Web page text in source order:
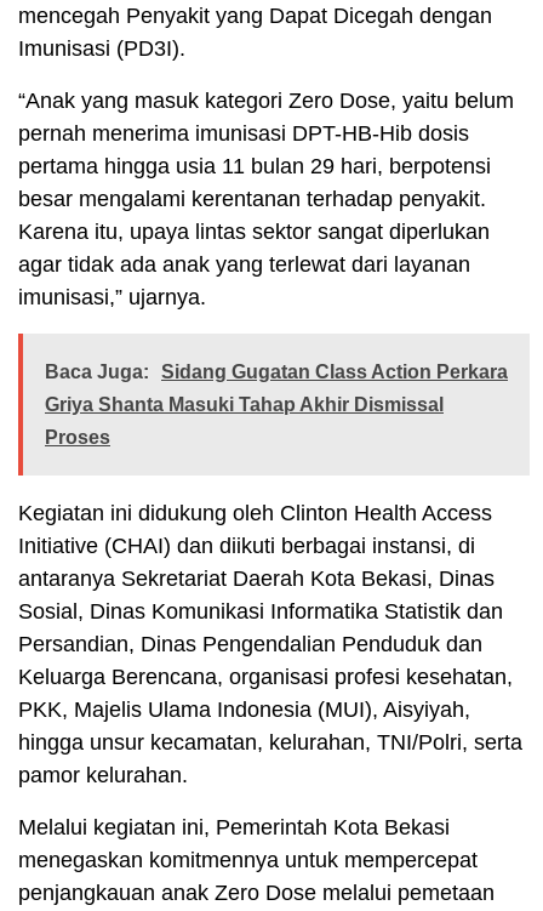
mencegah Penyakit yang Dapat Dicegah dengan
Imunisasi (PD3I).
“Anak yang masuk kategori Zero Dose, yaitu belum
pernah menerima imunisasi DPT-HB-Hib dosis
pertama hingga usia 11 bulan 29 hari, berpotensi
besar mengalami kerentanan terhadap penyakit.
Karena itu, upaya lintas sektor sangat diperlukan
agar tidak ada anak yang terlewat dari layanan
imunisasi,” ujarnya.
Baca Juga:
Sidang Gugatan Class Action Perkara
Griya Shanta Masuki Tahap Akhir Dismissal
Proses
Kegiatan ini didukung oleh Clinton Health Access
Initiative (CHAI) dan diikuti berbagai instansi, di
antaranya Sekretariat Daerah Kota Bekasi, Dinas
Sosial, Dinas Komunikasi Informatika Statistik dan
Persandian, Dinas Pengendalian Penduduk dan
Keluarga Berencana, organisasi profesi kesehatan,
PKK, Majelis Ulama Indonesia (MUI), Aisyiyah,
hingga unsur kecamatan, kelurahan, TNI/Polri, serta
pamor kelurahan.
Melalui kegiatan ini, Pemerintah Kota Bekasi
menegaskan komitmennya untuk mempercepat
penjangkauan anak Zero Dose melalui pemetaan